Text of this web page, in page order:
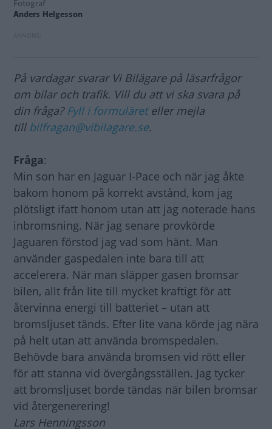
Fotograf
Anders Helgesson
På vardagar svarar Vi Bilägare på läsarfrågor
om bilar och trafik. Vill du att vi ska svara på
din fråga? Fyll i formuläreteller mejla
till bilfragan@vibilagare.se.
Fråga:
Min son har en Jaguar I-Pace och när jag åkte
bakom honom på korrekt avstånd, kom jag
plötsligt ifatt honom utan att jag noterade hans
inbromsning. När jag senare provkörde
Jaguaren förstod jag vad som hänt. Man
använder gaspedalen inte bara till att
accelerera. När man släpper gasen bromsar
bilen, allt från lite till mycket kraftigt för att
återvinna energi till batteriet – utan att
bromsljuset tänds. Efter lite vana körde jag nära
på helt utan att använda bromspedalen.
Behövde bara använda bromsen vid rött eller
för att stanna vid övergångsställen. Jag tycker
att bromsljuset borde tändas när bilen bromsar
vid återgenerering!
Lars Henningsson